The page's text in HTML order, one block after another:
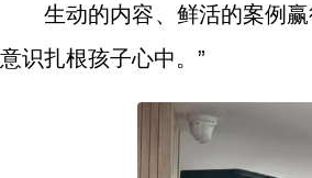
生动的内容、鲜活的案例
意识扎根孩子心中。”